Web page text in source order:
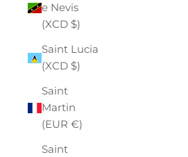
e Nevis
(XCD $)
Saint Lucia
(XCD $)
Saint
Martin
(EUR €)
Saint